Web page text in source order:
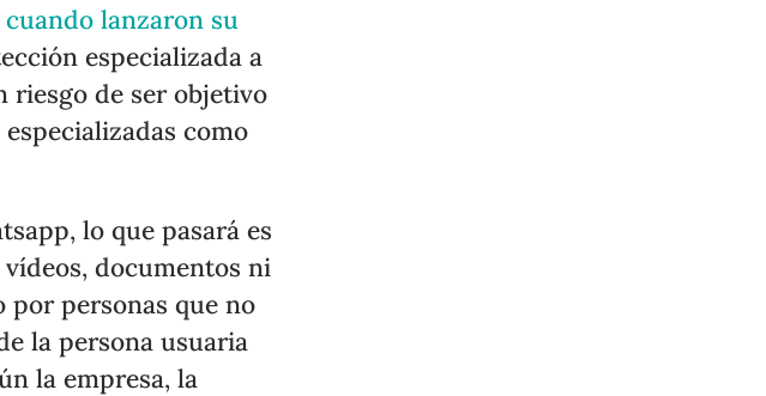
cuando lanzaron su
especializada a
riesgo de ser objetivo
como
lo que pasará es
documentos ni
personas que no
la persona usuaria
la empresa, la